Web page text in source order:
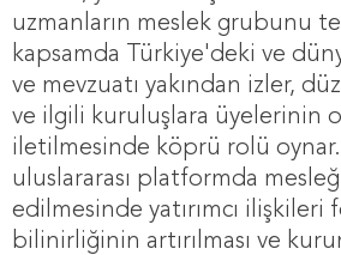
uzmanların meslek grubunu
kapsamda Türkiye'deki ve
ve mevzuatı yakından izler,
ve ilgili kuruluşlara üyelerinin
iletilmesinde köprü rolü oynar.
uluslararası platformda
edilmesinde yatırımcı ilişkileri
bilinirliğinin artırılması ve